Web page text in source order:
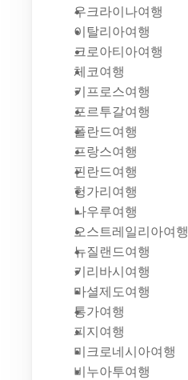
우크라이나여행
이탈리아여행
크로아티아여행
체코여행
키프로스여행
포르투갈여행
폴란드여행
프랑스여행
핀란드여행
헝가리여행
나우루여행
오스트레일리아여행
뉴질랜드여행
키리바시여행
마셜제도여행
통가여행
피지여행
미크로네시아여행
비누아투여행